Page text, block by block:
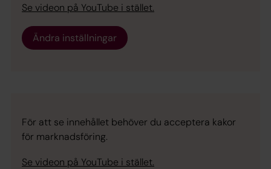
Se videon på YouTube i stället.
Ändra inställningar
För att se innehållet behöver du acceptera kakor
för marknadsföring.
Se videon på YouTube i stället.